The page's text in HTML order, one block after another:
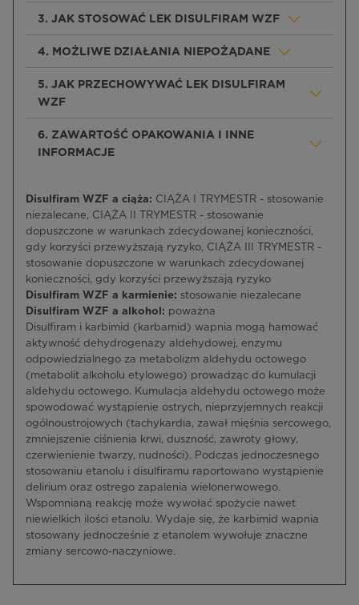
3. JAK STOSOWAĆ LEK DISULFIRAM WZF
4. MOŻLIWE DZIAŁANIA NIEPOŻĄDANE
5. JAK PRZECHOWYWAĆ LEK DISULFIRAM
WZF
6. ZAWARTOŚĆ OPAKOWANIA I INNE
INFORMACJE
Disulfiram WZF a ciąża: CIĄŻA I TRYMESTR - stosowanie
niezalecane, CIĄŻA II TRYMESTR - stosowanie
dopuszczone w warunkach zdecydowanej konieczności,
gdy korzyści przewyższają ryzyko, CIĄŻA III TRYMESTR -
stosowanie dopuszczone w warunkach zdecydowanej
konieczności, gdy korzyści przewyższają ryzyko
Disulfiram WZF a karmienie: stosowanie niezalecane
Disulfiram WZF a alkohol: poważna
Disulfiram i karbimid (karbamid) wapnia mogą hamować
aktywność dehydrogenazy aldehydowej, enzymu
odpowiedzialnego za metabolizm aldehydu octowego
(metabolit alkoholu etylowego) prowadząc do kumulacji
aldehydu octowego. Kumulacja aldehydu octowego może
spowodować wystąpienie ostrych, nieprzyjemnych reakcji
ogólnoustrojowych (tachykardia, zawał mięśnia sercowego,
zmniejszenie ciśnienia krwi, duszność, zawroty głowy,
czerwienienie twarzy, nudności). Podczas jednoczesnego
stosowaniu etanolu i disulfiramu raportowano wystąpienie
delirium oraz ostrego zapalenia wielonerwowego.
Wspomnianą reakcję może wywołać spożycie nawet
niewielkich ilości etanolu. Wydaje się, że karbimid wapnia
stosowany jednocześnie z etanolem wywołuje znaczne
zmiany sercowo-naczyniowe.